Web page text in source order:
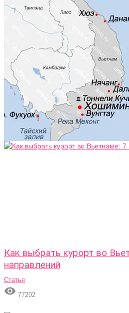
Как выбрать курорт во
направлений
Статья
 77202